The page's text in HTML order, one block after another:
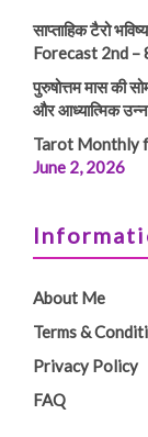
साप्ताहिक टैरो
Forecast 2nd
पुरुषोत्तम मास की
और आध्यात्मिक
Tarot Monthly
June 2, 2026
About Me
Terms &
Privacy Policy
FAQ